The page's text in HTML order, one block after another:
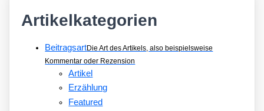
Artikelkategorien
BeitragsartDie Art des Artikels, also beispielsweise
Kommentar oder Rezension
Artikel
Erzählung
Featured